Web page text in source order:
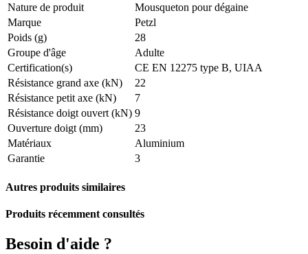
Nature de produit
Mousqueton pour dégaine
Marque
Petzl
Poids (g)
28
Groupe d'âge
Adulte
Certification(s)
CE EN 12275 type B, UIAA
Résistance grand axe (kN)
22
Résistance petit axe (kN)
7
Résistance doigt ouvert (kN) 9
Ouverture doigt (mm)
23
Matériaux
Aluminium
Garantie
3
Autres produits similaires
Produits récemment consultés
Besoin d'aide ?